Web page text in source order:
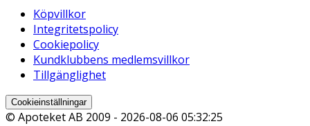
Köpvillkor
Integritetspolicy
Cookiepolicy
Kundklubbens medlemsvillkor
Tillgänglighet
Cookieinställningar
© Apoteket AB 2009 - 2026-08-06 05:32:25